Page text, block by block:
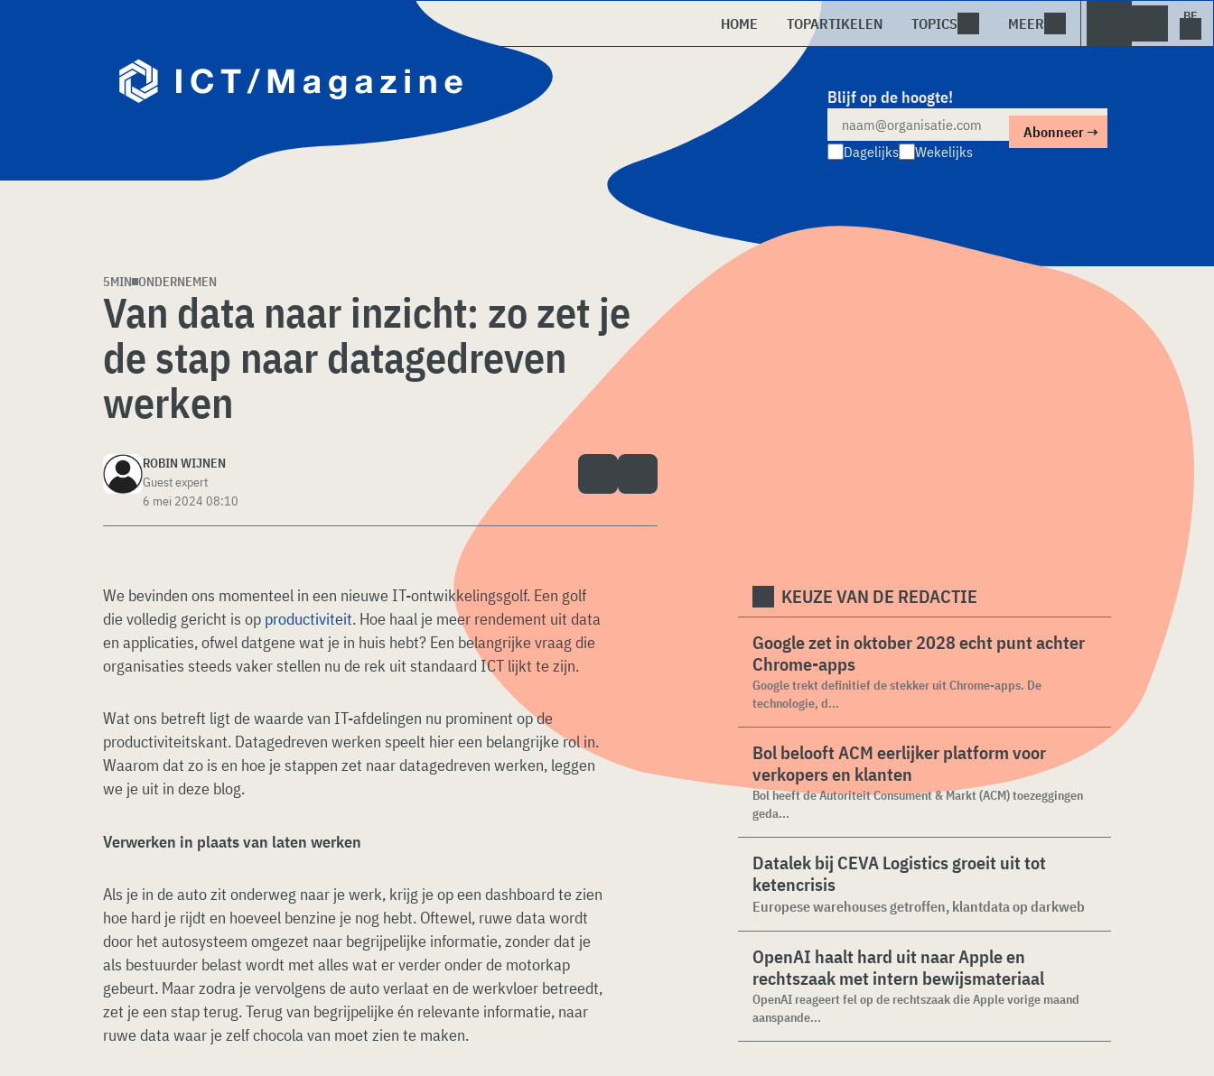
HOME TOPARTIKELEN TOPICS MEER
Blijf op de hoogte!
Dagelijks Wekelijks
5MIN ONDERNEMEN
Van data naar inzicht: zo zet je
de stap naar datagedreven
werken
ROBIN WIJNEN
Guest expert
6 mei 2024 08:10
We bevinden ons momenteel in een nieuwe IT-ontwikkelingsgolf. Een golf
die volledig gericht is op productiviteit. Hoe haal je meer rendement uit data
en applicaties, ofwel datgene wat je in huis hebt? Een belangrijke vraag die
organisaties steeds vaker stellen nu de rek uit standaard ICT lijkt te zijn.
Wat ons betreft ligt de waarde van IT-afdelingen nu prominent op de
productiviteitskant. Datagedreven werken speelt hier een belangrijke rol in.
Waarom dat zo is en hoe je stappen zet naar datagedreven werken, leggen
we je uit in deze blog.
Verwerken in plaats van laten werken
Als je in de auto zit onderweg naar je werk, krijg je op een dashboard te zien
hoe hard je rijdt en hoeveel benzine je nog hebt. Oftewel, ruwe data wordt
door het autosysteem omgezet naar begrijpelijke informatie, zonder dat je
als bestuurder belast wordt met alles wat er verder onder de motorkap
gebeurt. Maar zodra je vervolgens de auto verlaat en de werkvloer betreedt,
zet je een stap terug. Terug van begrijpelijke én relevante informatie, naar
ruwe data waar je zelf chocola van moet zien te maken.
KEUZE VAN DE REDACTIE
Google zet in oktober 2028 echt punt achter
Chrome-apps
Google trekt definitief de stekker uit Chrome-apps. De
technologie, d...
Bol belooft ACM eerlijker platform voor
verkopers en klanten
Bol heeft de Autoriteit Consument & Markt (ACM) toezeggingen
geda...
Datalek bij CEVA Logistics groeit uit tot
ketencrisis
Europese warehouses getroffen, klantdata op darkweb
OpenAI haalt hard uit naar Apple en
rechtszaak met intern bewijsmateriaal
OpenAI reageert fel op de rechtszaak die Apple vorige maand
aanspande...